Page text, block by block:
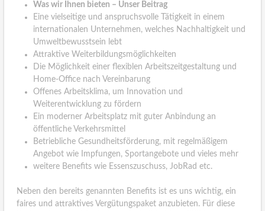
Was wir Ihnen bieten – Unser Beitrag
Eine vielseitige und anspruchsvolle Tätigkeit in einem
internationalen Unternehmen, welches Nachhaltigkeit und
Umweltbewusstsein lebt
Attraktive Weiterbildungsmöglichkeiten
Die Möglichkeit einer flexiblen Arbeitszeitgestaltung und
Home-Office nach Vereinbarung
Offenes Arbeitsklima, um Innovation und
Weiterentwicklung zu fördern
Ein moderner Arbeitsplatz mit guter Anbindung an
öffentliche Verkehrsmittel
Betriebliche Gesundheitsförderung, mit regelmäßigem
Angebot wie Impfungen, Sportangebote und vieles mehr
weitere Benefits wie Essenszuschuss, JobRad etc.
Neben den bereits genannten Benefits ist es uns wichtig, ein
faires und attraktives Vergütungspaket anzubieten. Für diese